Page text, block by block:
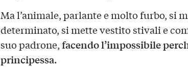
Ma l’animale, parlante e molto furbo, si
determinato, si mette vestito stivali e
suo padrone,facendo l’impossibile
principessa.